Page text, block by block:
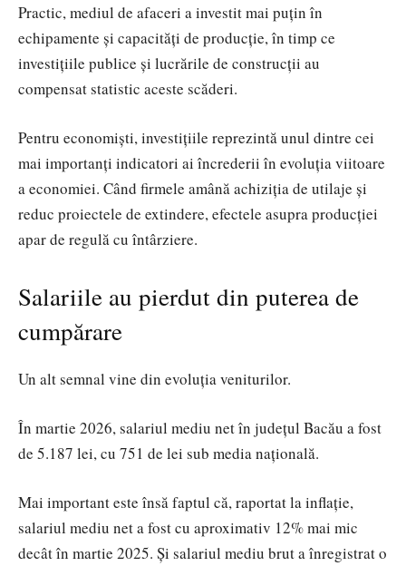
Practic, mediul de afaceri a investit mai puțin în
echipamente și capacități de producție, în timp ce
investițiile publice și lucrările de construcții au
compensat statistic aceste scăderi.
Pentru economiști, investițiile reprezintă unul dintre cei
mai importanți indicatori ai încrederii în evoluția viitoare
a economiei. Când firmele amână achiziția de utilaje și
reduc proiectele de extindere, efectele asupra producției
apar de regulă cu întârziere.
Salariile au pierdut din puterea de
cumpărare
Un alt semnal vine din evoluția veniturilor.
În martie 2026, salariul mediu net în județul Bacău a fost
de 5.187 lei, cu 751 de lei sub media națională.
Mai important este însă faptul că, raportat la inflație,
salariul mediu net a fost cu aproximativ 12% mai mic
decât în martie 2025. Și salariul mediu brut a înregistrat o